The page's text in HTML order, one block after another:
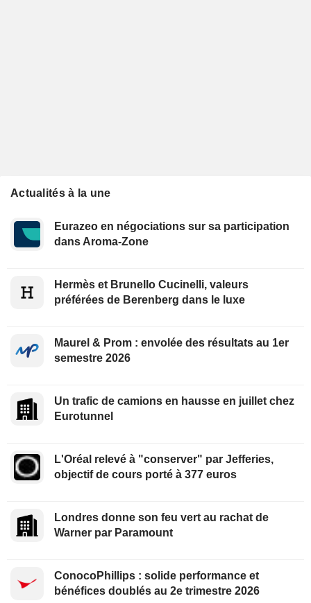
Actualités à la une
Eurazeo en négociations sur sa participation
dans Aroma-Zone
Hermès et Brunello Cucinelli, valeurs
préférées de Berenberg dans le luxe
Maurel & Prom : envolée des résultats au 1er
semestre 2026
Un trafic de camions en hausse en juillet chez
Eurotunnel
L'Oréal relevé à "conserver" par Jefferies,
objectif de cours porté à 377 euros
Londres donne son feu vert au rachat de
Warner par Paramount
ConocoPhillips : solide performance et
bénéfices doublés au 2e trimestre 2026